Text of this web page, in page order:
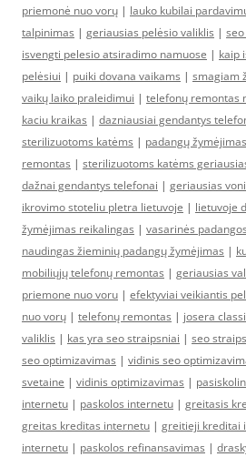
priemonė nuo vorų | lauko kubilai
talpinimas | geriausias pelėsio valiklis |
isvengti pelesio atsiradimo namuose | kaip
pelėsiui | puiki dovana vaikams | smagiam
vaikų laiko praleidimui | telefonų remontas
kaciu kraikas | dazniausiai gendantys
sterilizuotoms katėms | padangų žymėjimas
remontas | sterilizuotoms katėms
dažnai gendantys telefonai | geriausias
ikrovimo stoteliu pletra lietuvoje | lietuvoje
žymėjimas reikalingas | vasarinės
naudingas žieminių padangų žymėjimas |
mobiliųjų telefonų remontas | geriausias
priemone nuo voru | efektyviai veikiantis
nuo vorų | telefonų remontas | josera
valiklis | kas yra seo straipsniai | seo
seo optimizavimas | vidinis seo
svetaine | vidinis optimizavimas |
internetu | paskolos internetu | greitasis
greitas kreditas internetu | greitieji kreditai
internetu | paskolos refinansavimas |